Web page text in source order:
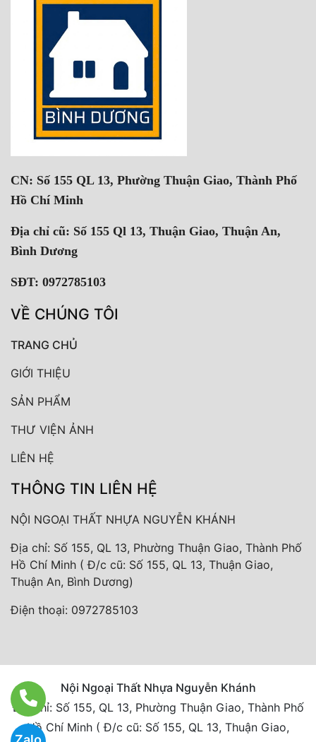
CN: Số 155 QL 13, Phường Thuận Giao, Thành Phố
Hồ Chí Minh
Địa chỉ cũ: Số 155 Ql 13, Thuận Giao, Thuận An,
Bình Dương
SĐT: 0972785103
VỀ CHÚNG TÔI
TRANG CHỦ
GIỚI THIỆU
SẢN PHẨM
THƯ VIỆN ẢNH
LIÊN HỆ
THÔNG TIN LIÊN HỆ
NỘI NGOẠI THẤT NHỰA NGUYỄN KHÁNH
Địa chỉ: Số 155, QL 13, Phường Thuận Giao, Thành Phố
Hồ Chí Minh ( Đ/c cũ: Số 155, QL 13, Thuận Giao,
Thuận An, Bình Dương)
Điện thoại: 0972785103
Nội Ngoại Thất Nhựa Nguyễn Khánh
Địa chỉ: Số 155, QL 13, Phường Thuận Giao, Thành Phố
Hồ Chí Minh ( Đ/c cũ: Số 155, QL 13, Thuận Giao,